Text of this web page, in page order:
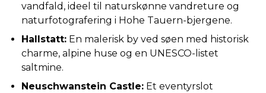
vandfald, ideel til naturskønne vandreture og
naturfotografering i Hohe Tauern-bjergene.
Hallstatt: En malerisk by ved søen med historisk
charme, alpine huse og en UNESCO-listet
saltmine.
Neuschwanstein Castle: Et eventyrslot